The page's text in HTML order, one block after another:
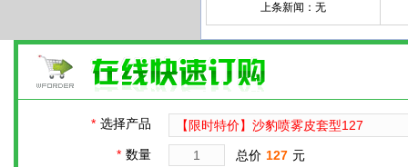
上条新闻：无